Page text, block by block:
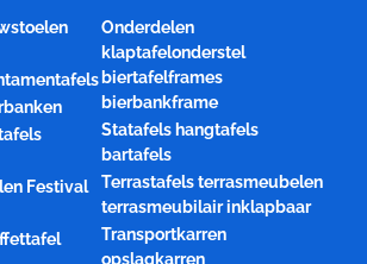
Festival
Onderdelen
klaptafelonderstel
biertafelframes
bierbankframe
Statafels hangtafels
bartafels
Terrastafels terrasmeubelen
terrasmeubilair inklapbaar
Transportkarren
opslagkarren